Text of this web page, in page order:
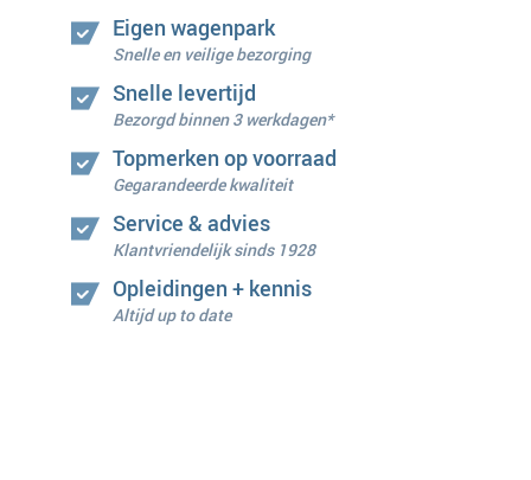
Eigen wagenpark
Snelle en veilige bezorging
Snelle levertijd
Bezorgd binnen 3 werkdagen*
Topmerken op voorraad
Gegarandeerde kwaliteit
Service & advies
Klantvriendelijk sinds 1928
Opleidingen + kennis
Altijd up to date